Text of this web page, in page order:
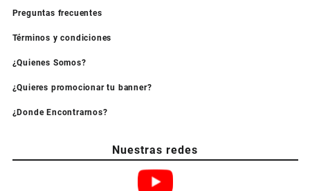
Preguntas frecuentes
Términos y condiciones
¿Quienes Somos?
¿Quieres promocionar tu banner?
¿Donde Encontrarnos?
Nuestras redes